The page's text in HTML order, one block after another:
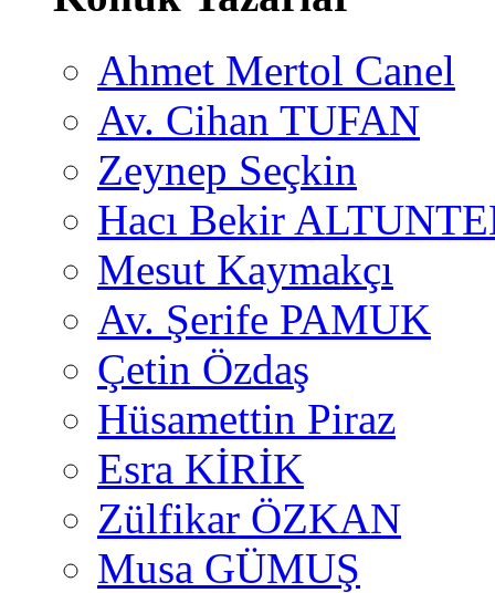
Ahmet Mertol Canel
Av. Cihan TUFAN
Zeynep Seçkin
Hacı Bekir
Mesut Kaymakçı
Av. Şerife PAMUK
Çetin Özdaş
Hüsamettin Piraz
Esra KİRİK
Zülfikar ÖZKAN
Musa GÜMUŞ